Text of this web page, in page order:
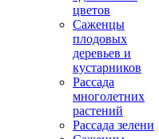
цветов
Саженцы
плодовых
деревьев и
кустарников
Рассада
многолетних
растений
Рассада зелени